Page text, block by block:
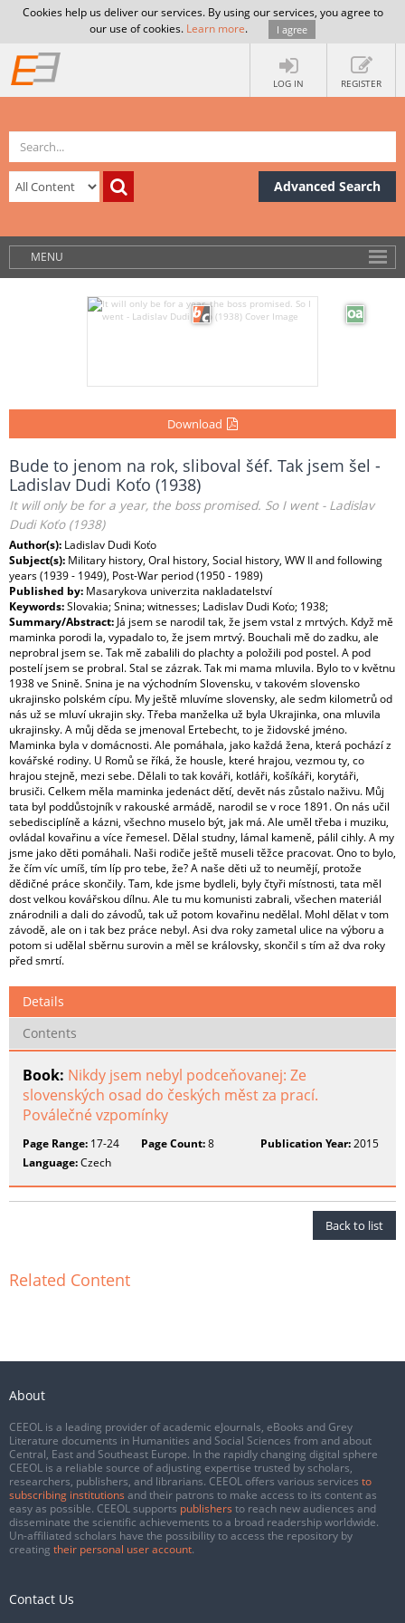
Cookies help us deliver our services. By using our services, you agree to
our use of cookies. Learn more. I agree
LOG IN REGISTER
Advanced Search
MENU
Download
Bude to jenom na rok, sliboval šéf. Tak jsem šel -
Ladislav Dudi Koťo (1938)
It will only be for a year, the boss promised. So I went - Ladislav
Dudi Koťo (1938)
Author(s): Ladislav Dudi Koťo
Subject(s): Military history, Oral history, Social history, WW II and following
years (1939 - 1949), Post-War period (1950 - 1989)
Published by: Masarykova univerzita nakladatelství
Keywords:Slovakia; Snina; witnesses; Ladislav Dudi Koťo; 1938;
Summary/Abstract: Já jsem se narodil tak, že jsem vstal z mrtvých. Když mě
maminka porodi la, vypadalo to, že jsem mrtvý. Bouchali mě do zadku, ale
neprobral jsem se. Tak mě zabalili do plachty a položili pod postel. A pod
postelí jsem se probral. Stal se zázrak. Tak mi mama mluvila. Bylo to v květnu
1938 ve Snině. Snina je na východním Slovensku, v takovém slovensko
ukrajinsko polském cípu. My ještě mluvíme slovensky, ale sedm kilometrů od
nás už se mluví ukrajin sky. Třeba manželka už byla Ukrajinka, ona mluvila
ukrajinsky. A můj děda se jmenoval Ertebecht, to je židovské jméno.
Maminka byla v domácnosti. Ale pomáhala, jako každá žena, která pochází z
kovářské rodiny. U Romů se říká, že housle, které hrajou, vezmou ty, co
hrajou stejně, mezi sebe. Dělali to tak kováři, kotláři, košíkáři, korytáři,
brusiči. Celkem měla maminka jedenáct dětí, devět nás zůstalo naživu. Můj
tata byl poddůstojník v rakouské armádě, narodil se v roce 1891. On nás učil
sebedisciplíně a kázni, všechno muselo být, jak má. Ale uměl třeba i muziku,
ovládal kovařinu a více řemesel. Dělal studny, lámal kameně, pálil cihly. A my
jsme jako děti pomáhali. Naši rodiče ještě museli těžce pracovat. Ono to bylo,
že čím víc umíš, tím líp pro tebe, že? A naše děti už to neumějí, protože
dědičné práce skončily. Tam, kde jsme bydleli, byly čtyři místnosti, tata měl
dost velkou kovářskou dílnu. Ale tu mu komunisti zabrali, všechen materiál
znárodnili a dali do závodů, tak už potom kovařinu nedělal. Mohl dělat v tom
závodě, ale on i tak bez práce nebyl. Asi dva roky zametal ulice na výboru a
potom si udělal sběrnu surovin a měl se královsky, skončil s tím až dva roky
před smrtí.
Details
Contents
Book: Nikdy jsem nebyl podceňovanej: Ze
slovenských osad do českých měst za prací.
Poválečné vzpomínky
Page Range: 17-24 Page Count:8 Publication Year:2015
Language:Czech
Back to list
Related Content
About
CEEOL is a leading provider of academic eJournals, eBooks and Grey
Literature documents in Humanities and Social Sciences from and about
Central, East and Southeast Europe. In the rapidly changing digital sphere
CEEOL is a reliable source of adjusting expertise trusted by scholars,
researchers, publishers, and librarians. CEEOL offers various services to
subscribing institutions and their patrons to make access to its content as
easy as possible. CEEOL supports publishers to reach new audiences and
disseminate the scientific achievements to a broad readership worldwide.
Un-affiliated scholars have the possibility to access the repository by
creating their personal user account.
Contact Us